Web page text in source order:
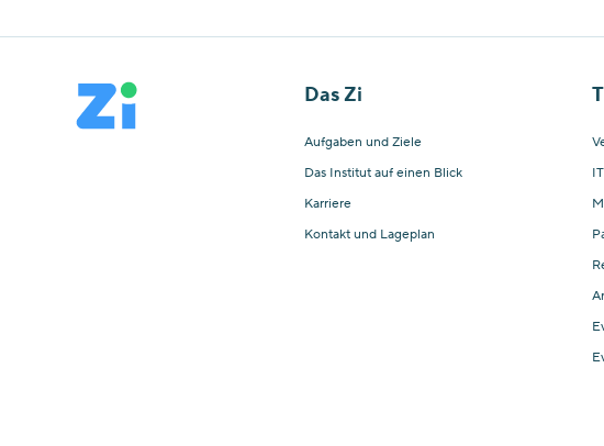
Das Zi
Aufgaben und Ziele
Das Institut auf einen Blick
Karriere
Kontakt und Lageplan